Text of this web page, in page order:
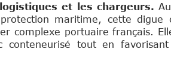
et les chargeurs.
maritime, cette digue
complexe portuaire français.
tout en